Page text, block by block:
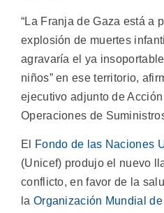
“La Franja de Gaza está a
explosión de muertes
agravaría el ya
niños” en ese territorio,
ejecutivo adjunto de
Operaciones de
El
Fondo de las Naciones
(Unicef) produjo el nuevo
conflicto, en favor de la
la Organización Mundial